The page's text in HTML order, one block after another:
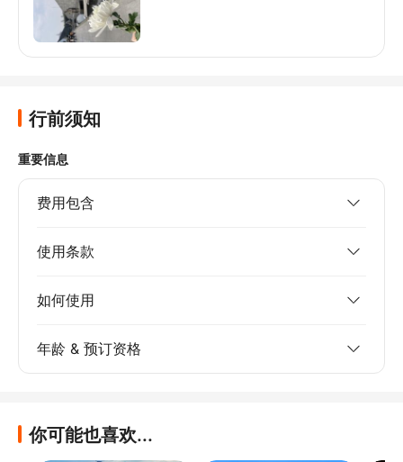
解过去是必要的。
行前须知
重要信息
费用包含
使用条款
如何使用
年龄 & 预订资格
你可能也喜欢...